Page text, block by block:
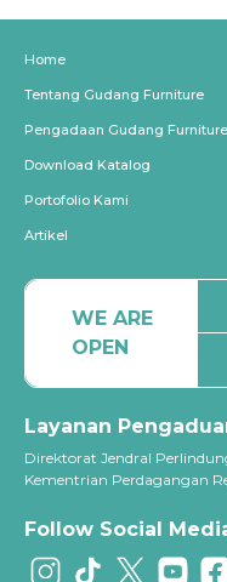
Home
Tentang Gudang Furniture
Pengadaan Gudang Furniture
Download Katalog
Portofolio Kami
Artikel
WE ARE
OPEN
Layanan
Direktorat Jendral
Kementrian Perdagangan
Follow Social